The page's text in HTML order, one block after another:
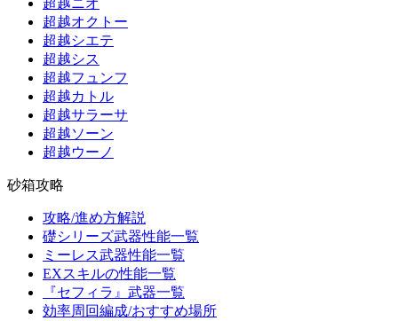
超越ニオ
超越オクトー
超越シエテ
超越シス
超越フュンフ
超越カトル
超越サラーサ
超越ソーン
超越ウーノ
砂箱攻略
攻略/進め方解説
礎シリーズ武器性能一覧
ミーレス武器性能一覧
EXスキルの性能一覧
『セフィラ』武器一覧
効率周回編成/おすすめ場所